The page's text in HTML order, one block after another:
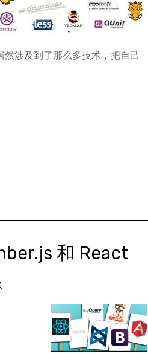
然涉及到了那么多技术，把自己
和 React